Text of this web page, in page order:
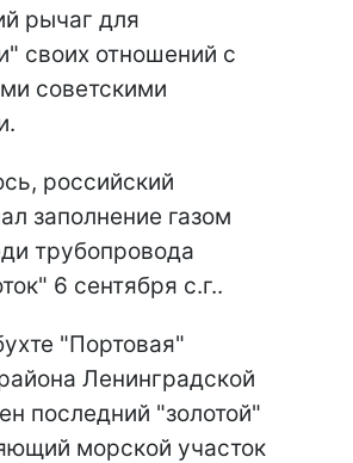
рычаг для
своих отношений с
советскими
российский
заполнение газом
трубопровода
6 сентября с.г..
"Портовая"
Ленинградской
последний "золотой"
морской участок